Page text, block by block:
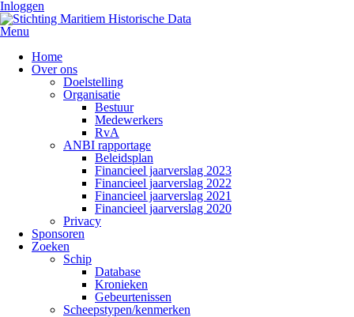
Inloggen
Menu
Home
Over ons
Doelstelling
Organisatie
Bestuur
Medewerkers
RvA
ANBI rapportage
Beleidsplan
Financieel jaarverslag 2023
Financieel jaarverslag 2022
Financieel jaarverslag 2021
Financieel jaarverslag 2020
Privacy
Sponsoren
Zoeken
Schip
Database
Kronieken
Gebeurtenissen
Scheepstypen/kenmerken